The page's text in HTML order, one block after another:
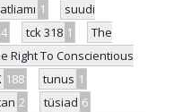
1
suudi
4 tck 318 1
The
Right To Conscientious
188 tunus 1
2 tüsiad 6